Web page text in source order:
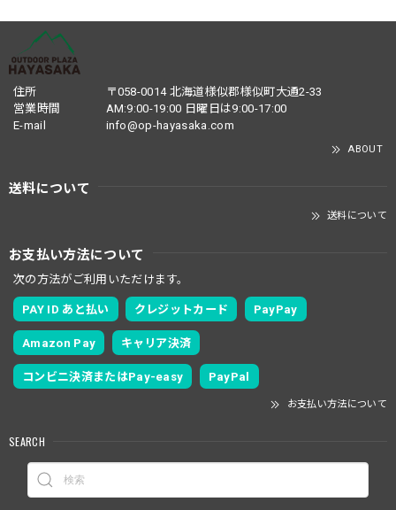
住所
〒058-0014 北海道様似郡様似町大通2-33
営業時間
AM:9:00-19:00 日曜日は9:00-17:00
E-mail
info@op-hayasaka.com
ABOUT
送料について
送料について
お支払い方法について
次の方法がご利用いただけます。
PAY ID あと払い クレジットカード PayPay
Amazon Pay キャリア決済
コンビニ決済またはPay-easy PayPal
お支払い方法について
SEARCH